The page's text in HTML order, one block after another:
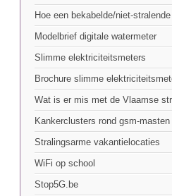
Hoe een bekabelde/niet-
Modelbrief digitale watermeter
Slimme elektriciteitsmeters
Brochure slimme
Wat is er mis met de Vlaamse
Kankerclusters rond gsm-masten
Stralingsarme vakantielocaties
WiFi op school
Stop5G.be